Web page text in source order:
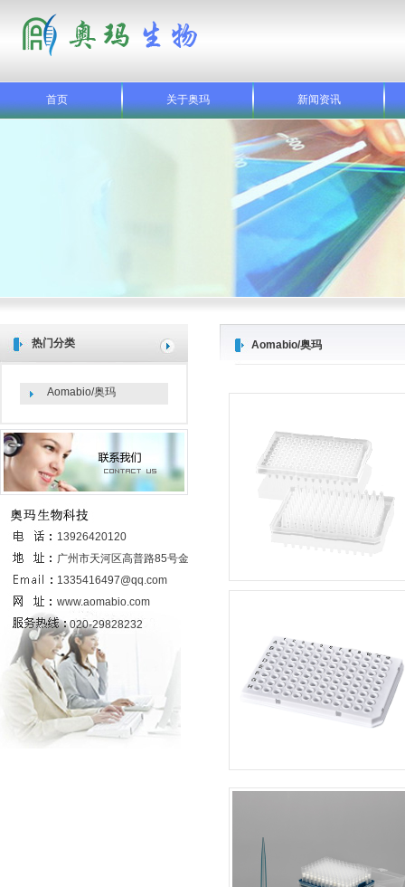
首页 关于奥玛 新闻资讯
Aomabio/奥玛
热门分类
Aomabio/奥玛
联系我们
13926420120
广州市天河区高普路85号金发科技园
6号楼437室
1335416497@qq.com
www.aomabio.com
020-29828232